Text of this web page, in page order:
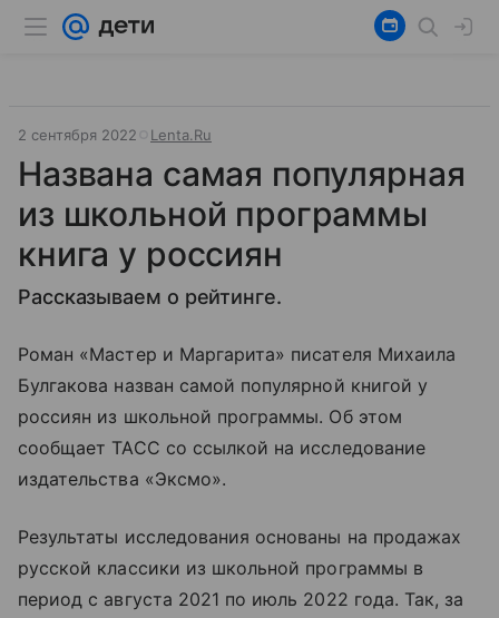
2 сентября 2022 Lenta.Ru
Названа самая популярная
из школьной программы
книга у россиян
Рассказываем о рейтинге.
Роман «Мастер и Маргарита» писателя Михаила
Булгакова назван самой популярной книгой у
россиян из школьной программы. Об этом
сообщает ТАСС со ссылкой на исследование
издательства «Эксмо».
Результаты исследования основаны на продажах
русской классики из школьной программы в
период с августа 2021 по июль 2022 года. Так, за